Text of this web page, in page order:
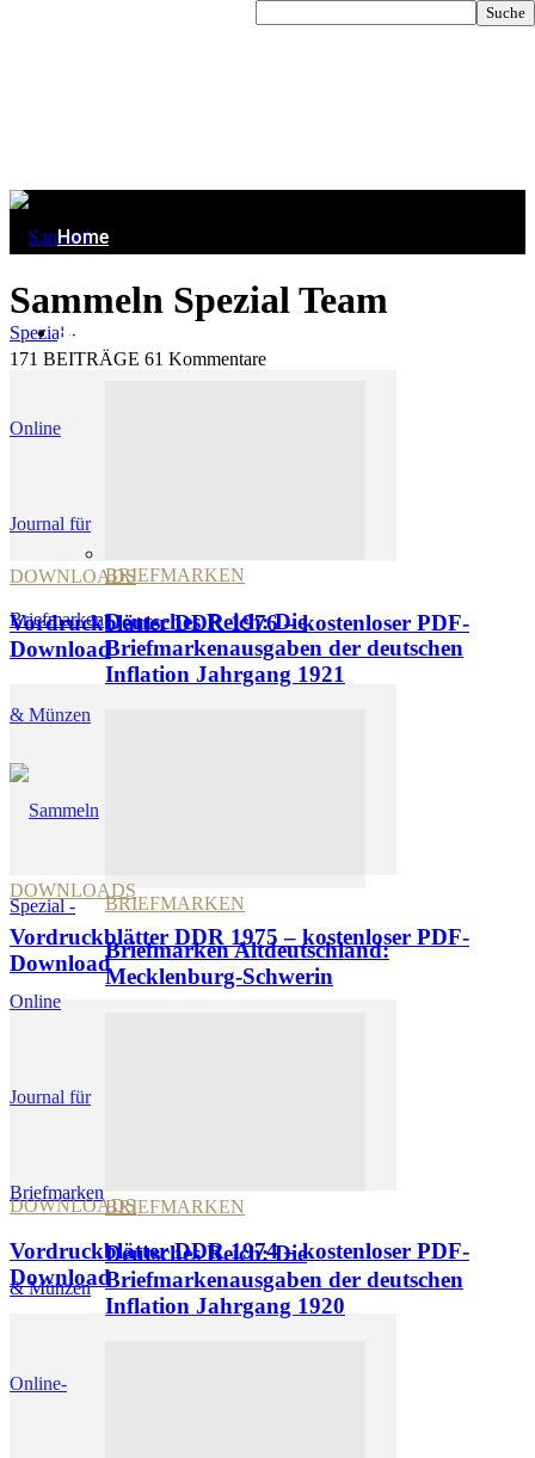
Online-
Home
Briefmarken
BRIEFMARKEN
Deutsches Reich: Die
Briefmarkenausgaben der deutschen
Inflation Jahrgang 1921
BRIEFMARKEN
Briefmarken Altdeutschland:
Mecklenburg-Schwerin
BRIEFMARKEN
Deutsches Reich: Die
Briefmarkenausgaben der deutschen
Inflation Jahrgang 1920
Sammeln Spezial Team
171 BEITRÄGE 61 Kommentare
DOWNLOADS
Vordruckblätter DDR 1976 – kostenloser PDF-
Download
DOWNLOADS
Vordruckblätter DDR 1975 – kostenloser PDF-
Download
DOWNLOADS
Vordruckblätter DDR 1974 – kostenloser PDF-
Download